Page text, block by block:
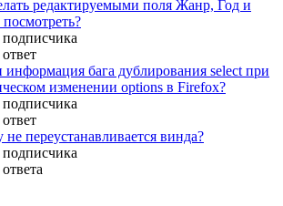
редактируемыми поля Жанр, Год и
подписчика
ответ
информация бага дублирования select при
изменении options в Firefox?
подписчика
ответ
переустанавливается винда?
подписчика